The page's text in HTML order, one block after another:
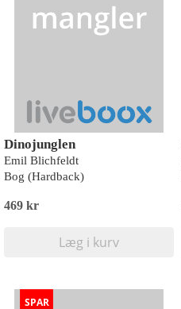
Dinojunglen
Emil Blichfeldt
Bog (Hardback)
469 kr
Læg i kurv
SPAR